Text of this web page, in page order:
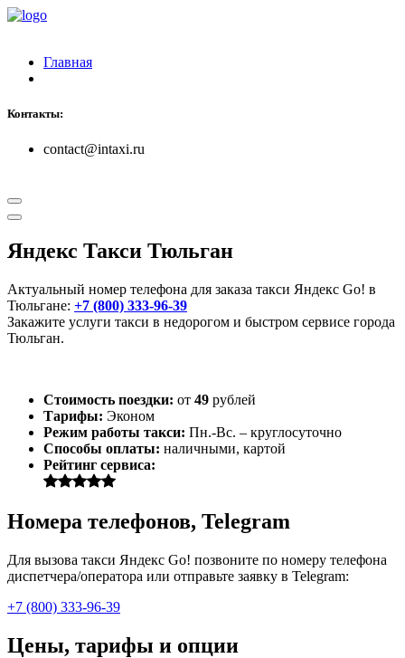
Главная
Контакты:
contact@intaxi.ru
Яндекс Такси Тюльган
Актуальный номер телефона для заказа такси Яндекс Go! в
Тюльгане: +7 (800) 333-96-39
Закажите услуги такси в недорогом и быстром сервисе города
Тюльган.
Стоимость поездки: от 49 рублей
Тарифы: Эконом
Режим работы такси: Пн.-Вс. – круглосуточно
Способы оплаты: наличными, картой
Рейтинг сервиса:
Номера телефонов, Telegram
Для вызова такси Яндекс Go! позвоните по номеру телефона
диспетчера/оператора или отправьте заявку в Telegram:
+7 (800) 333-96-39
Цены, тарифы и опции